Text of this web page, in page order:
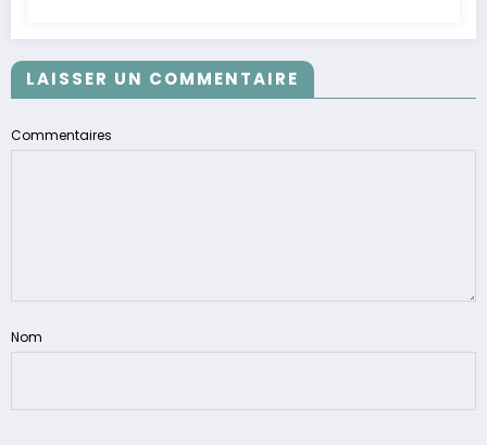
LAISSER UN COMMENTAIRE
Commentaires
Nom